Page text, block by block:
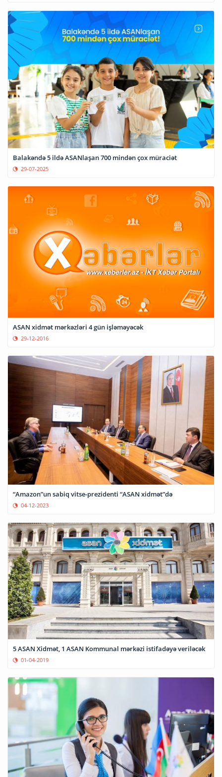
Balakəndə 5 ildə ASANlaşan 700 mindən çox müraciət
29-07-2025
ASAN xidmət mərkəzləri 4 gün işləməyəcək
29-12-2016
“Amazon”un sabiq vitse-prezidenti “ASAN xidmət”də
04-12-2023
5 ASAN Xidmət, 1 ASAN Kommunal mərkəzi istifadəyə veriləcək
01-04-2019